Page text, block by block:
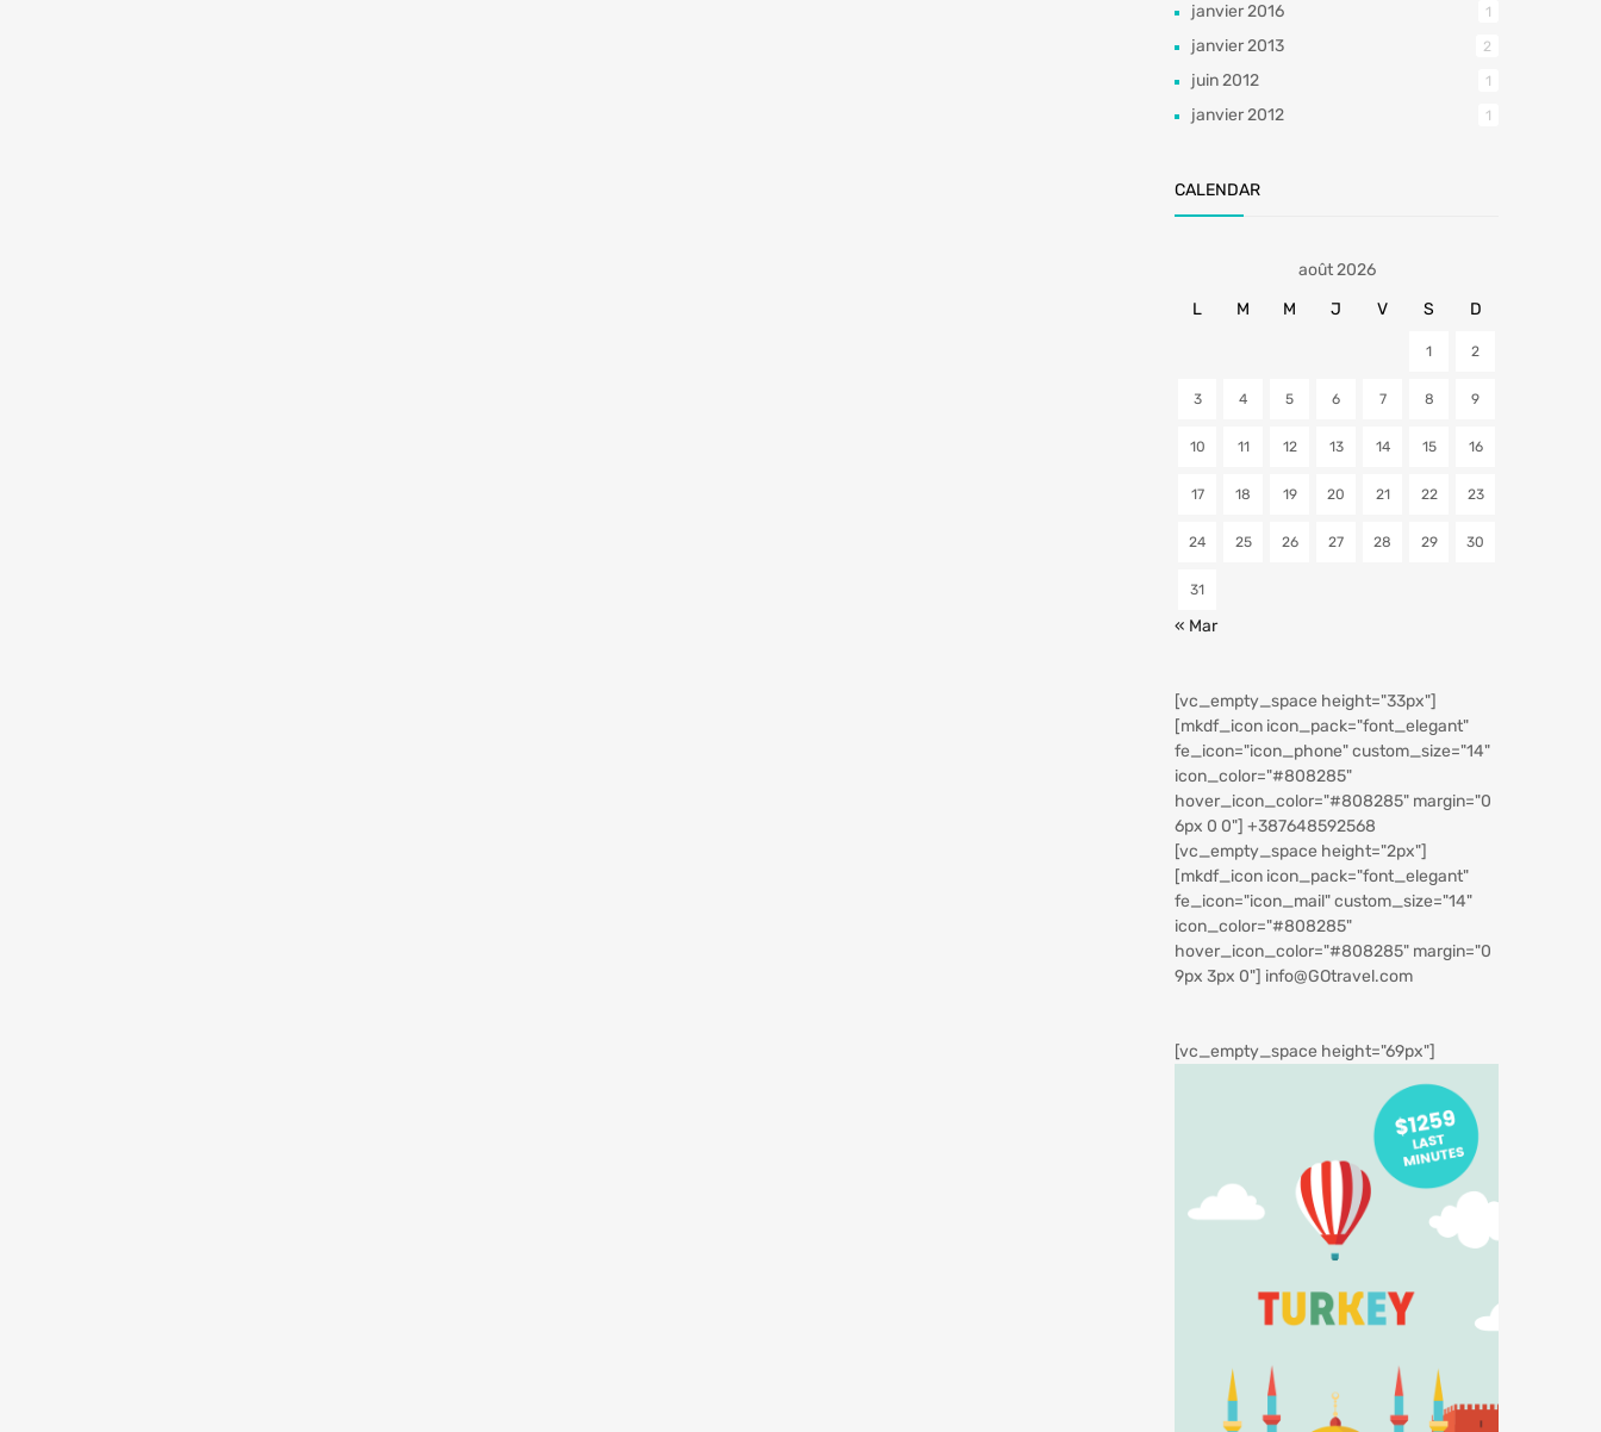
janvier 2016 1
janvier 2013 2
juin 2012 1
janvier 2012 1
CALENDAR
août 2026
L
M M J V S D
1 2
3 4 5 6 7 8 9
10 11 12 13 14 15 16
17 18 19 20 21 22 23
24 25 26 27 28 29 30
31
« Mar
[vc_empty_space height="33px"]
[mkdf_icon icon_pack="font_elegant"
fe_icon="icon_phone" custom_size="14"
icon_color="#808285"
hover_icon_color="#808285" margin="0
6px 0 0"] +387648592568
[vc_empty_space height="2px"]
[mkdf_icon icon_pack="font_elegant"
fe_icon="icon_mail" custom_size="14"
icon_color="#808285"
hover_icon_color="#808285" margin="0
9px 3px 0"] info@GOtravel.com
[vc_empty_space height="69px"]